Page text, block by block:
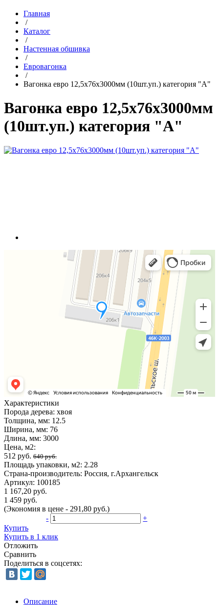
Главная
/
Каталог
/
Настенная обшивка
/
Евровагонка
/
Вагонка евро 12,5х76х3000мм (10шт.уп.) категория "А"
Вагонка евро 12,5х76х3000мм
(10шт.уп.) категория "А"
Характеристики
Порода дерева: хвоя
Толщина, мм: 12.5
Ширина, мм: 76
Длина, мм: 3000
Цена, м2:
512 руб. 640 руб.
Площадь упаковки, м2: 2.28
Страна-производитель: Россия, г.Архангельск
Артикул: 100185
1 167,20 руб.
1 459 руб.
(Экономия в цене - 291,80 руб.)
-
+
Купить
Купить в 1 клик
Отложить
Сравнить
Поделиться в соцсетях:
Описание